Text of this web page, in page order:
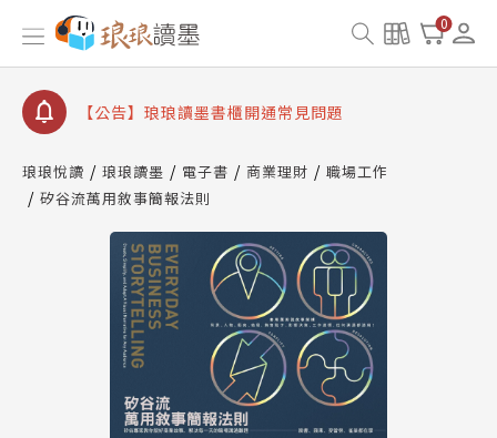
0
【公告】因 Readmoo 讀墨系統維護中，本站同步暫
停部分閱讀服務
【公告】琅琅讀墨數位閱讀資產合併與書櫃開通申請
【公告】琅琅讀墨書櫃開通常見問題
請圖文教學
【公告】琅琅書店服務升級重要說明及資產合併結果
查詢
【公告】因 Readmoo 讀墨系統維護中，本站同步暫
停部分閱讀服務
琅琅悅讀 琅琅讀墨 電子書 商業理財
職場工作
矽谷流萬用敘事簡報法則